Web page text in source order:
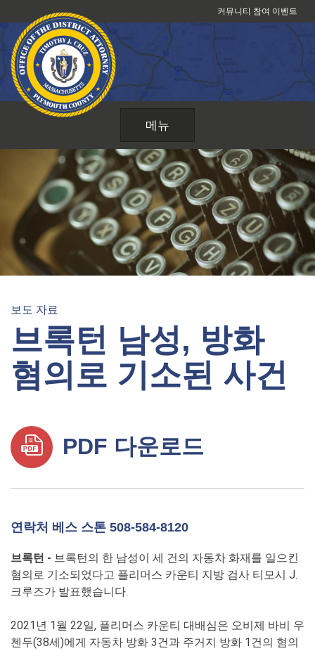
텐
츠
건
커뮤니티 참여 이벤트
메뉴
보도 자료
브록턴 남성, 방화
혐의로 기소된 사건
PDF 다운로드
연락처 베스 스톤 508-584-8120
브록턴 - 브록턴의 한 남성이 세 건의 자동차 화재를 일으킨
혐의로 기소되었다고 플리머스 카운티 지방 검사 티모시 J.
크루즈가 발표했습니다.
2021년 1월 22일, 플리머스 카운티 대배심은 오비제 바비 우
첸두(38세)에게 자동차 방화 3건과 주거지 방화 1건의 혐의